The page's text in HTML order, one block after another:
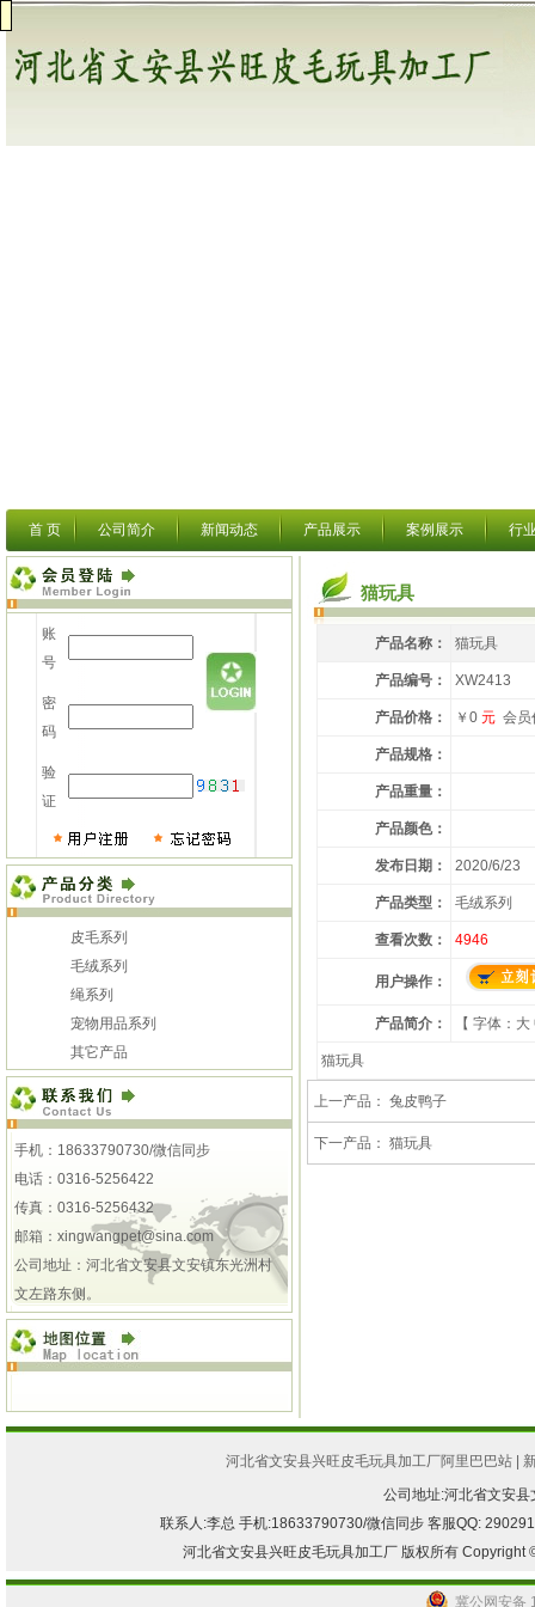
首 页 公司简介 新闻动态 产品展示 案例展示 行
账
号
密
码
验
证
皮毛系列
毛绒系列
绳系列
宠物用品系列
其它产品
手机：18633790730/微信同步
电话：0316-5256422
传真：0316-5256432
邮箱： xingwangpet@sina.com
公司地址：河北省文安县文安镇东光洲村
文左路东侧。
猫玩具
产品名称： 猫玩具
产品编号： XW2413
产品价格： ￥0 元会员
产品规格：
产品重量：
产品颜色：
发布日期： 2020/6/23
产品类型： 毛绒系列
查看次数： 4946
用户操作：
产品简介： 【 字体： 大
猫玩具
上一产品： 兔皮鸭子
下一产品： 猫玩具
河北省文安县兴旺皮毛玩具加工厂阿里巴巴站
公司地址:河北省文安
联系人:李总 手机:18633790730/微信同步 客服QQ:
河北省文安县兴旺皮毛玩具加工厂 版权所有
冀公网安备